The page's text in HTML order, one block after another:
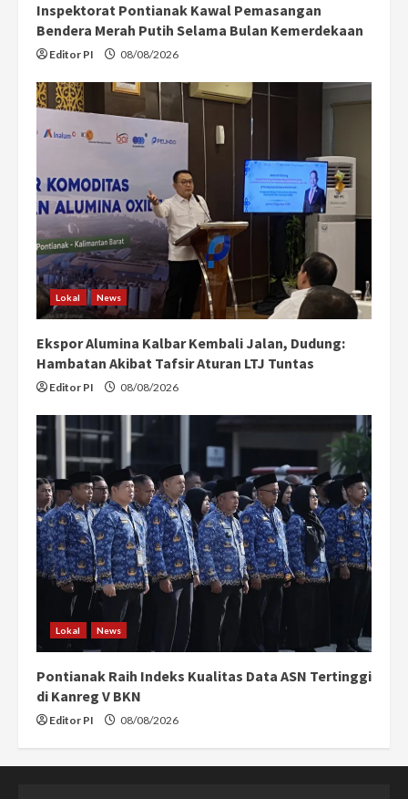
Inspektorat Pontianak Kawal Pemasangan
Bendera Merah Putih Selama Bulan Kemerdekaan
Editor PI 08/08/2026
Lokal News
Ekspor Alumina Kalbar Kembali Jalan, Dudung:
Hambatan Akibat Tafsir Aturan LTJ Tuntas
Editor PI 08/08/2026
Lokal News
Pontianak Raih Indeks Kualitas Data ASN Tertinggi
di Kanreg V BKN
Editor PI 08/08/2026